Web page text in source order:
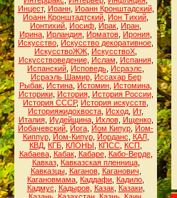
Инцест, Иоанн, Иоанн Кронштадский,
Иоанн Кронштадтский Ион Тихий
Ионтихий Иосиф Ирак Иран
Ирина Ирландия Ирматов Ирония
Искусство Искусство декоративное
ИскусствоЖЖ ИскусствоХ
Искусствоведение, Ислам Испания,
Испанский Исповедь Исраэлс
Исраэль Шамир, Иссахар Бер
Рыбак Истина Истомин Истомина
Историки, История, История России,
История СССР, История искусств
Историяжидохвоста Исход Ит,
Италия, Иудейщина, Ихлов, Ищенко,
Йобачевский Йога Йом Кипур Йом-
Киппур, Йом-Кипур, Йорданс КАЛ,
КВД КГБ КЛОНЫ КПСС КСП
Кабаева, Кабак, Кабаре, Кабо-Верде,
Кавказ, Кавказская пленница,
Кавказцы, Каганов, Каганович
Кагановмама Каддафи Кадило
Кадмус
Кадыров, Казак, Казаки,